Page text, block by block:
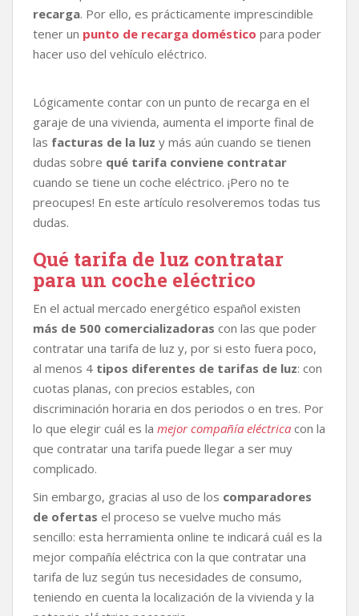
recarga. Por ello, es prácticamente imprescindible
tener un punto de recarga doméstico para poder
hacer uso del vehículo eléctrico.
Lógicamente contar con un punto de recarga en el
garaje de una vivienda, aumenta el importe final de
las facturas de la luz y más aún cuando se tienen
dudas sobre qué tarifa conviene contratar
cuando se tiene un coche eléctrico. ¡Pero no te
preocupes! En este artículo resolveremos todas tus
dudas.
Qué tarifa de luz contratar
para un coche eléctrico
En el actual mercado energético español existen
más de 500 comercializadoras con las que poder
contratar una tarifa de luz y, por si esto fuera poco,
al menos 4 tipos diferentes de tarifas de luz: con
cuotas planas, con precios estables, con
discriminación horaria en dos periodos o en tres. Por
lo que elegir cuál es la mejor compañía eléctrica con la
que contratar una tarifa puede llegar a ser muy
complicado.
Sin embargo, gracias al uso de los comparadores
de ofertas el proceso se vuelve mucho más
sencillo: esta herramienta online te indicará cuál es la
mejor compañía eléctrica con la que contratar una
tarifa de luz según tus necesidades de consumo,
teniendo en cuenta la localización de la vivienda y la